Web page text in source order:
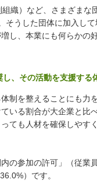
織）など、さまざまな
うした団体に加入し
し、本業にも何らかの
、その活動を支援する
を整えることにも力
いる割合が大企業と比
ても人材を確保しやす
の参加の許可」（従業
）です。